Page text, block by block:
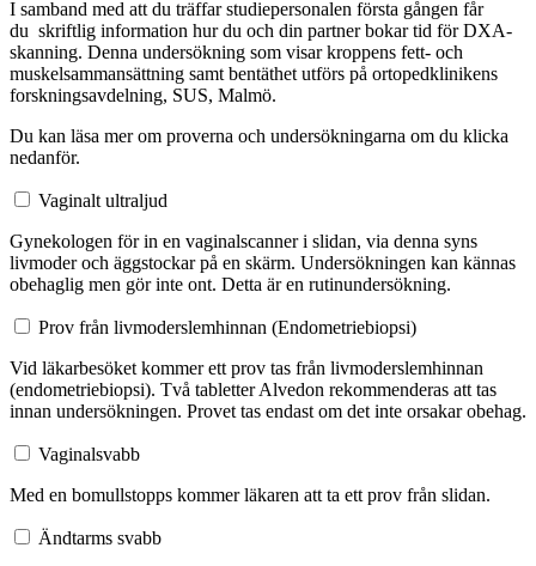
I samband med att du träffar studiepersonalen första gången får
du skriftlig information hur du och din partner bokar tid för DXA-
skanning. Denna undersökning som visar kroppens fett- och
muskelsammansättning samt bentäthet utförs på ortopedklinikens
forskningsavdelning, SUS, Malmö.
Du kan läsa mer om proverna och undersökningarna om du klicka
nedanför.
Vaginalt ultraljud
Gynekologen för in en vaginalscanner i slidan, via denna syns
livmoder och äggstockar på en skärm. Undersökningen kan kännas
obehaglig men gör inte ont. Detta är en rutinundersökning.
Prov från livmoderslemhinnan (Endometriebiopsi)
Vid läkarbesöket kommer ett prov tas från livmoderslemhinnan
(endometriebiopsi). Två tabletter Alvedon rekommenderas att tas
innan undersökningen. Provet tas endast om det inte orsakar obehag.
Vaginalsvabb
Med en bomullstopps kommer läkaren att ta ett prov från slidan.
Ändtarms svabb